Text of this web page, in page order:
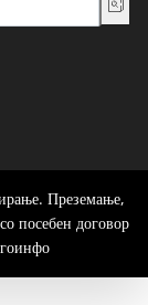
Преземање,
посебен договор